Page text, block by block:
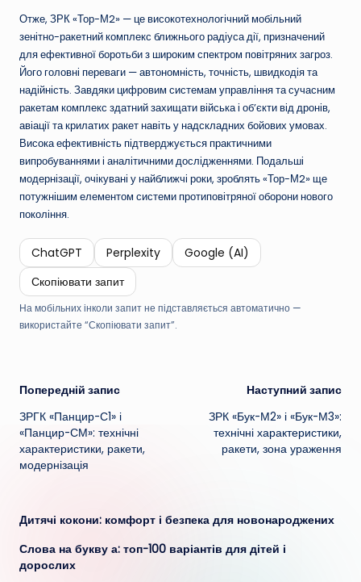
Отже, ЗРК «Тор-М2» — це високотехнологічний мобільний
зенітно-ракетний комплекс ближнього радіуса дії, призначений
для ефективної боротьби з широким спектром повітряних загроз.
Його головні переваги — автономність, точність, швидкодія та
надійність. Завдяки цифровим системам управління та сучасним
ракетам комплекс здатний захищати війська і об’єкти від дронів,
авіації та крилатих ракет навіть у надскладних бойових умовах.
Висока ефективність підтверджується практичними
випробуваннями і аналітичними дослідженнями. Подальші
модернізації, очікувані у найближчі роки, зроблять «Тор-М2» ще
потужнішим елементом системи протиповітряної оборони нового
покоління.
ChatGPT Perplexity
Google (AI)
Скопіювати запит
На мобільних інколи запит не підставляється автоматично —
використайте “Скопіювати запит”.
Навігація
по
запису
Попередній запис
ЗРГК «Панцир-С1» і
«Панцир-СМ»: технічні
характеристики, ракети,
модернізація
Наступний запис
ЗРК «Бук-М2» і «Бук-М3»:
технічні характеристики,
ракети, зона ураження
Дитячі кокони: комфорт і безпека для новонароджених
Слова на букву а: топ-100 варіантів для дітей і
дорослих